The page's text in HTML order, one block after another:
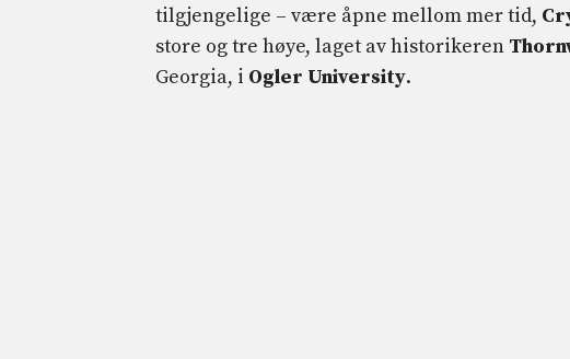
tilgjengelige – være åpne mellom mer tid,
store og tre høye, laget av historikeren
Georgia, i Ogler University.